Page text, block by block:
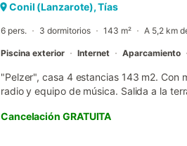
Conil (Lanzarote), Tías
6 pers. 3 dormitorios 143 m² A 5,2 km
Piscina exterior Internet Aparcamiento
"Pelzer", casa 4 estancias 143 m2. Con
radio y equipo de música. Salida a la
(horno, lavavajillas, 4 placas de
baño/bidet/WC. Aire acondicionado,
Cancelación GRATUITA